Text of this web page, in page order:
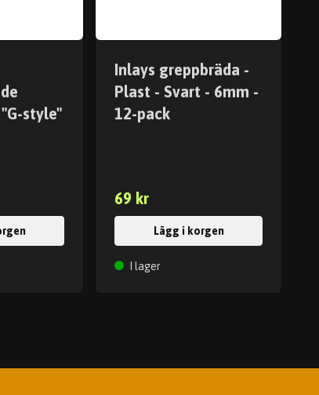
style"
Inlays greppbräda -
Plast - Svart - 6mm -
12-pack
69 kr
Lägg i korgen
I lager